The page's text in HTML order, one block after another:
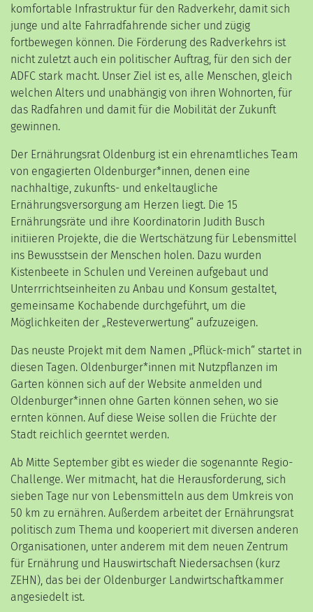
komfortable Infrastruktur für den Radverkehr, damit sich
junge und alte Fahrradfahrende sicher und zügig
fortbewegen können. Die Förderung des Radverkehrs ist
nicht zuletzt auch ein politischer Auftrag, für den sich der
ADFC stark macht. Unser Ziel ist es, alle Menschen, gleich
welchen Alters und unabhängig von ihren Wohnorten, für
das Radfahren und damit für die Mobilität der Zukunft
gewinnen.
Der Ernährungsrat Oldenburg ist ein ehrenamtliches Team
von engagierten Oldenburger*innen, denen eine
nachhaltige, zukunfts- und enkeltaugliche
Ernährungsversorgung am Herzen liegt. Die 15
Ernährungsräte und ihre Koordinatorin Judith Busch
initiieren Projekte, die die Wertschätzung für Lebensmittel
ins Bewusstsein der Menschen holen. Dazu wurden
Kistenbeete in Schulen und Vereinen aufgebaut und
Unterrrichtseinheiten zu Anbau und Konsum gestaltet,
gemeinsame Kochabende durchgeführt, um die
Möglichkeiten der „Resteverwertung“ aufzuzeigen.
Das neuste Projekt mit dem Namen „Pflück-mich“ startet in
diesen Tagen. Oldenburger*innen mit Nutzpflanzen im
Garten können sich auf der Website anmelden und
Oldenburger*innen ohne Garten können sehen, wo sie
ernten können. Auf diese Weise sollen die Früchte der
Stadt reichlich geerntet werden.
Ab Mitte September gibt es wieder die sogenannte Regio-
Challenge. Wer mitmacht, hat die Herausforderung, sich
sieben Tage nur von Lebensmitteln aus dem Umkreis von
50 km zu ernähren. Außerdem arbeitet der Ernährungsrat
politisch zum Thema und kooperiert mit diversen anderen
Organisationen, unter anderem mit dem neuen Zentrum
für Ernährung und Hauswirtschaft Niedersachsen (kurz
ZEHN), das bei der Oldenburger Landwirtschaftkammer
angesiedelt ist.